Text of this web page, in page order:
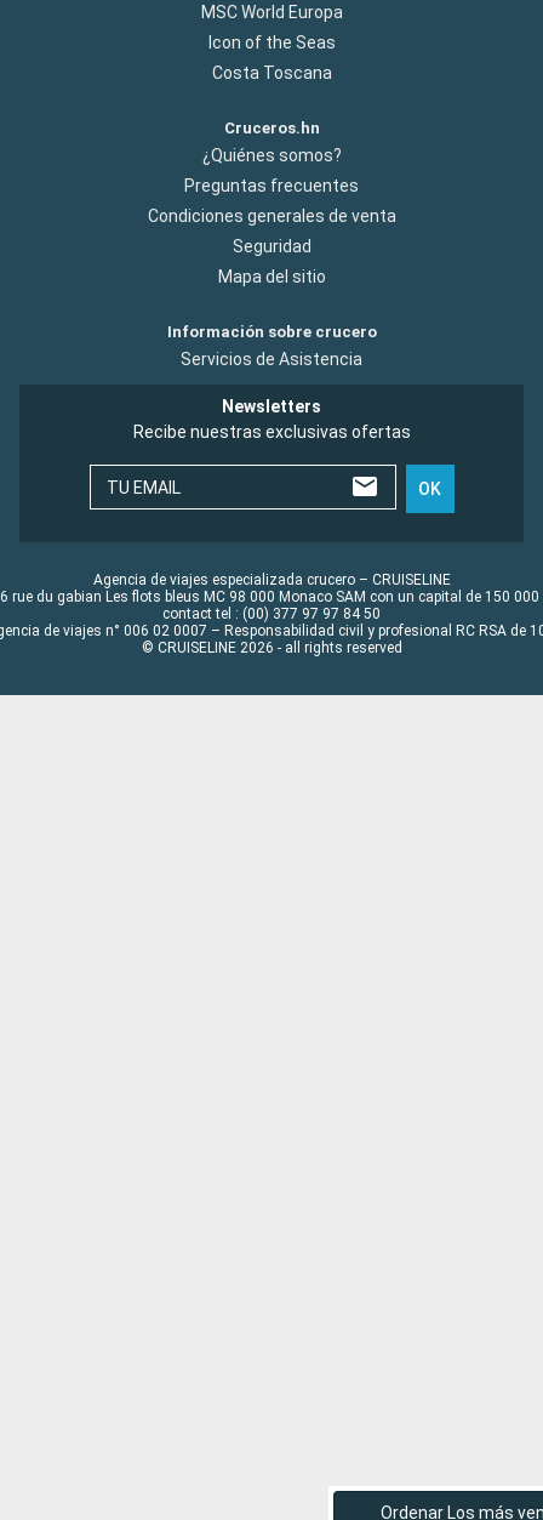
Ordenar Los más
MSC World Europa
Icon of the Seas
Costa Toscana
Cruceros.hn
¿Quiénes somos?
Preguntas frecuentes
Condiciones generales de venta
Seguridad
Mapa del sitio
Información sobre crucero
Servicios de Asistencia
Newsletters
Recibe nuestras exclusivas ofertas
TU EMAIL OK
Agencia de viajes especializada crucero – CRUISELINE
rue du gabian Les flots bleus MC 98 000 Monaco SAM con un capital de 150 000
contact tel : (00) 377 97 97 84 50
de viajes n° 006 02 0007 – Responsabilidad civil y profesional RC RSA de
© CRUISELINE 2026 - all rights reserved